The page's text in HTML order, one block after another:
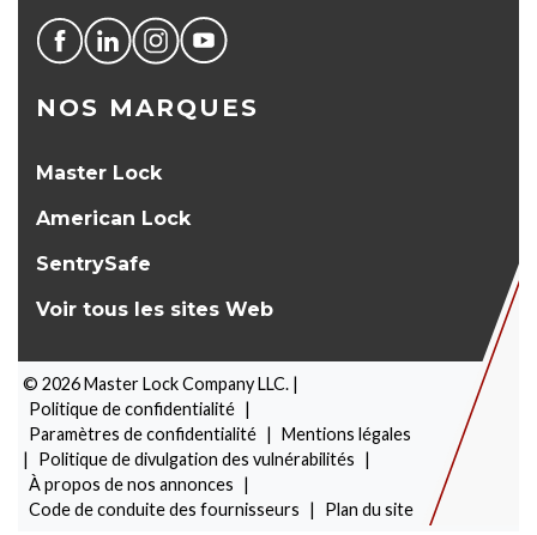
SÉLECTEUR DE PRODUITS
NOS MARQUES
Master Lock
American Lock
SentrySafe
Voir tous les sites Web
© 2026Master Lock Company LLC. |
Politique de confidentialité |
Paramètres de confidentialité | Mentions légales
|
Politique de divulgation des vulnérabilités |
À propos de nos annonces |
Code de conduite des fournisseurs | Plan du site